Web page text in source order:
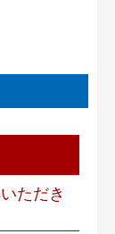
ただき